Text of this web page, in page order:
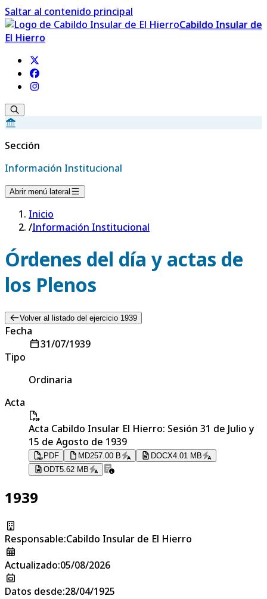
Saltar al contenido principal
Cabildo Insular de
El Hierro
Sección
Información Institucional
Abrir menú lateral
Inicio
/Información Institucional
Órdenes del día y actas de
los Plenos
Volver al listado del ejercicio 1939
Fecha
31/07/1939
Tipo
Ordinaria
Acta
Acta Cabildo Insular El Hierro: Sesión 31 de Julio y
15 de Agosto de 1939
PDF MD257.00 B DOCX4.01 MB
ODT5.62 MB
1939
Responsable:Cabildo Insular de El Hierro
Actualizado:05/08/2026
Datos desde:28/04/1925